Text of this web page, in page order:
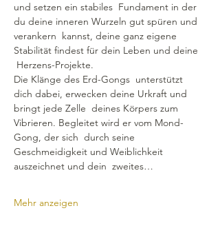
und setzen ein stabiles  Fundament in der
du deine inneren Wurzeln gut spüren und
verankern  kannst, deine ganz eigene
Stabilität findest für dein Leben und deine
Herzens-Projekte.
Die Klänge des Erd-Gongs  unterstützt
dich dabei, erwecken deine Urkraft und
bringt jede Zelle  deines Körpers zum
Vibrieren. Begleitet wird er vom Mond-
Gong, der sich  durch seine
Geschmeidigkeit und Weiblichkeit
auszeichnet und dein  zweites…
Mehr anzeigen